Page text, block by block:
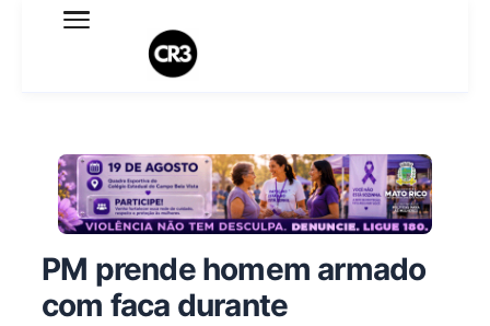
Expediente
Termo de Uso
Sobre o blog
PM prende homem armado
com faca durante